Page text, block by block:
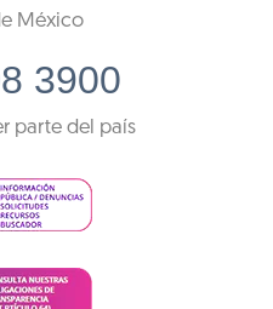
México
3900
parte del país